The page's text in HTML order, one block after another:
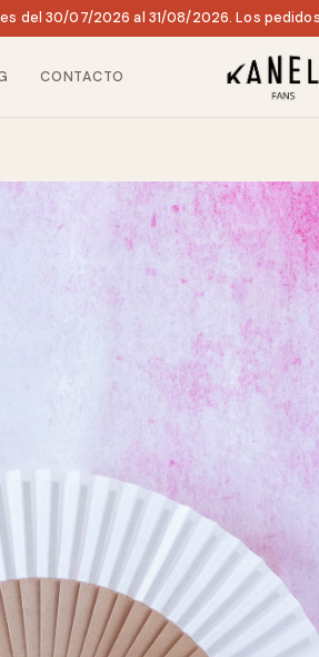
del 30/07/2026 al 31/08/2026. Los
CONTACTO